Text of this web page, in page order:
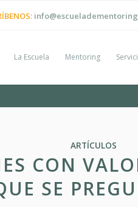
La Escuela Mentoring
ARTÍCULOS
CON
SE